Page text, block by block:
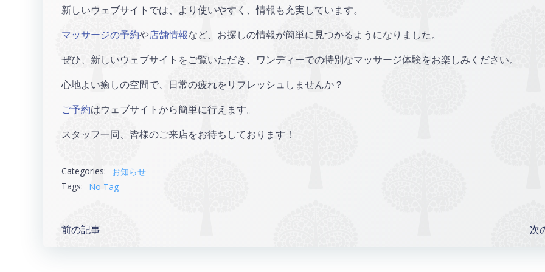
新しいウェブサイトでは、より使いやすく、情報も充実しています。
マッサージの予約や店舗情報など、お探しの情報が簡単に見つかるようになりました。
ぜひ、新しいウェブサイトをご覧いただき、ワンディーでの特別なマッサージ体験をお楽しみください。
心地よい癒しの空間で、日常の疲れをリフレッシュしませんか？
ご予約はウェブサイトから簡単に行えます。
スタッフ一同、皆様のご来店をお待ちしております！
Categories:
お知らせ
Tags:
No Tag
Post
前の記事 次